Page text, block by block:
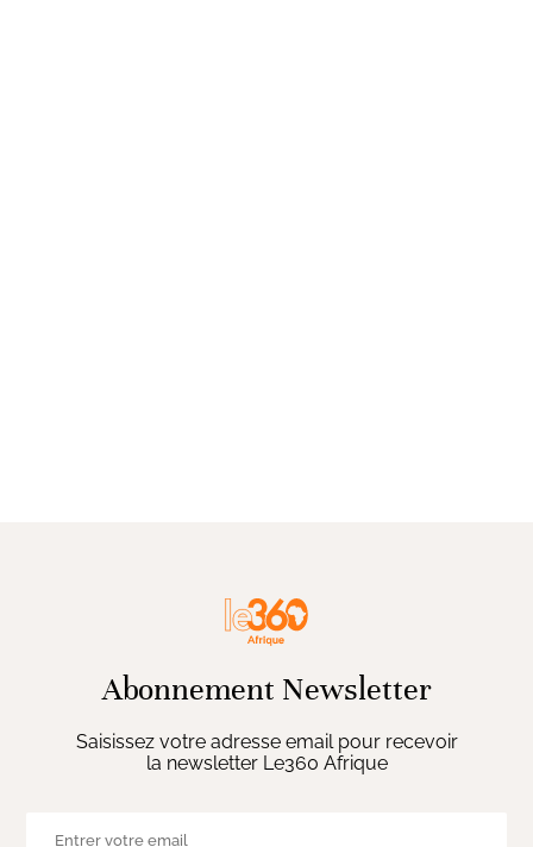
Abonnement Newsletter
Saisissez votre adresse email pour recevoir
la newsletter Le360 Afrique